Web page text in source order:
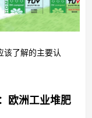
了解的主要认
欧洲工业堆肥